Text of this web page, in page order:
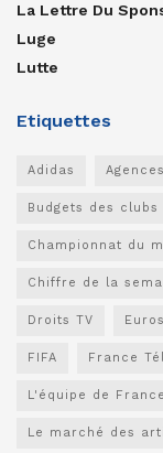
La Lettre Du
Luge
Lutte
Etiquettes
Adidas
Budgets des clubs
Championnat du
Chiffre de la
Droits TV
FIFA France
L'équipe de
Le marché des